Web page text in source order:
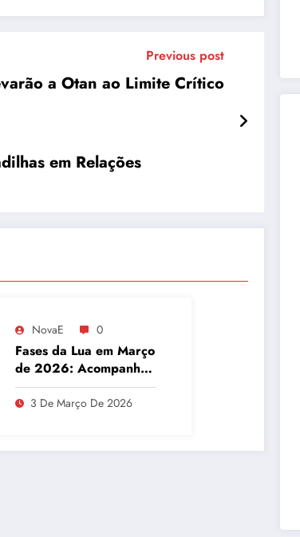
Previous post
a Otan ao Limite Crítico
em Relações
NovaE 0
Fases da Lua em Março
de 2026: Acompanhe
o Ciclo Lunar
3 De Março De 2026